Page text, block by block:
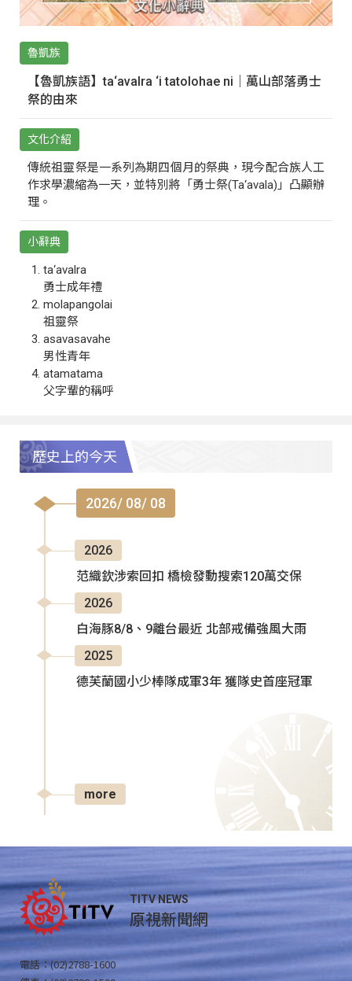
魯凱族
【魯凱族語】ta‘avalra ‘i tatolohae ni｜萬山部落勇士
祭的由來
文化介紹
傳統祖靈祭是一系列為期四個月的祭典，現今配合族人工
作求學濃縮為一天，並特別將「勇士祭(Ta‘avala)」凸顯辦
理。
小辭典
ta‘avalra
勇士成年禮
molapangolai
祖靈祭
asavasavahe
男性青年
atamatama
父字輩的稱呼
歷史上的今天
2026/ 08/ 08
2026
范織欽涉索回扣 橋檢發動搜索120萬交保
2026
白海豚8/8、9離台最近 北部戒備強風大雨
2025
德芙蘭國小少棒隊成軍3年 獲隊史首座冠軍
more
TITV NEWS
原視新聞網
電話：(02)2788-1600